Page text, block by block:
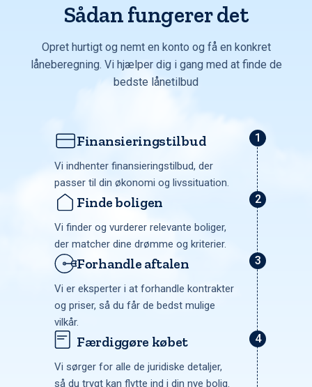
Sådan fungerer det
Opret hurtigt og nemt en konto og få en konkret
låneberegning. Vi hjælper dig i gang med at finde de
bedste lånetilbud
Finansieringstilbud
Vi indhenter finansieringstilbud, der
passer til din økonomi og livssituation.
Finde boligen
Vi finder og vurderer relevante boliger,
der matcher dine drømme og kriterier.
Forhandle aftalen
Vi er eksperter i at forhandle kontrakter
og priser, så du får de bedst mulige
vilkår.
Færdiggøre købet
Vi sørger for alle de juridiske detaljer,
så du trygt kan flytte ind i din nye bolig.